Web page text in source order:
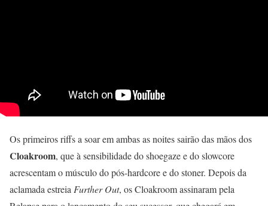
Os primeiros riffs a soar em ambas as noites sairão das mãos dos
Cloakroom, que à sensibilidade do shoegaze e do slowcore
acrescentam o músculo do pós-hardcore e do stoner. Depois da
aclamada estreia Further Out, os Cloakroom assinaram pela